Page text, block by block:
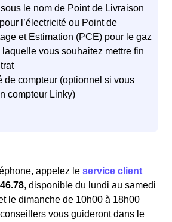
le nom de Point de Livraison
l’électricité ou Point de
et Estimation (PCE) pour le gaz
laquelle vous souhaitez mettre fin
de compteur (optionnel si vous
compteur Linky)
appelez le service client
, disponible du lundi au samedi
le dimanche de 10h00 à 18h00
vous guideront dans le